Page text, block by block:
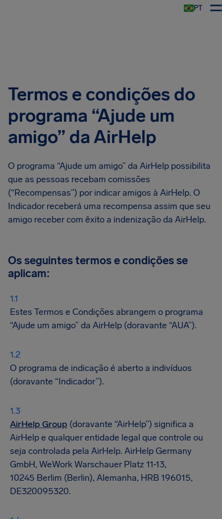
PT
Termos e condições do
programa “Ajude um
amigo” da AirHelp
O programa “Ajude um amigo” da AirHelp possibilita
que as pessoas recebam comissões
(“Recompensas”) por indicar amigos à AirHelp. O
Indicador receberá uma recompensa assim que seu
amigo receber com êxito a indenização da AirHelp.
Os seguintes termos e condições se
aplicam:
Estes Termos e Condições abrangem o programa
“Ajude um amigo” da AirHelp (doravante “AUA”).
O programa de indicação é aberto a indivíduos
(doravante “Indicador”).
AirHelp Group (doravante “AirHelp”) significa a
AirHelp e qualquer entidade legal que controle ou
seja controlada pela AirHelp. AirHelp Germany
GmbH, WeWork Warschauer Platz 11-13,
10245 Berlim (Berlin), Alemanha, HRB 196015,
DE320095320.